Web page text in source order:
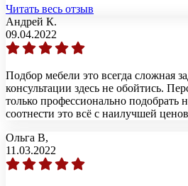
Читать весь отзыв
Андрей К.
09.04.2022
Подбор мебели это всегда сложная
консультации здесь не обойтись.
только профессионально подобрать
соотнести это всё с наилучшей
Ольга В,
11.03.2022